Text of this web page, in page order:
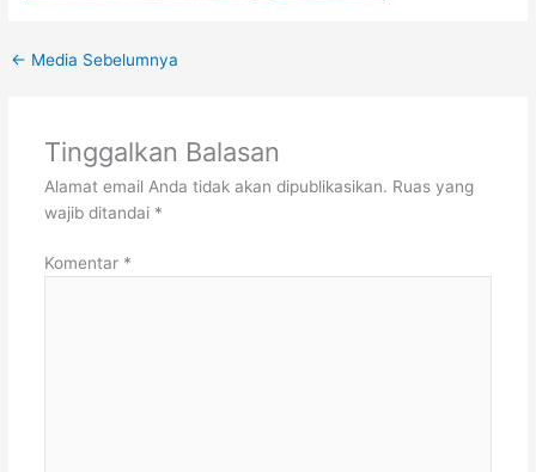
← Media Sebelumnya
Tinggalkan Balasan
Alamat email Anda tidak akan dipublikasikan. Ruas yang
wajib ditandai *
Komentar *